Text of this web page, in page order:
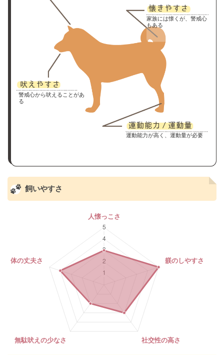
家族には懐くが、警戒心
もある
警戒心から吠えることがあ
る
運動能力が高く、運動量が必要
飼いやすさ